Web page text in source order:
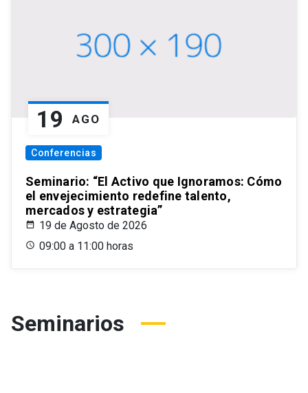
19 AGO
Conferencias
Seminario: “El Activo que Ignoramos: Cómo
el envejecimiento redefine talento,
mercados y estrategia”
19 de Agosto de 2026
09:00 a 11:00 horas
Seminarios